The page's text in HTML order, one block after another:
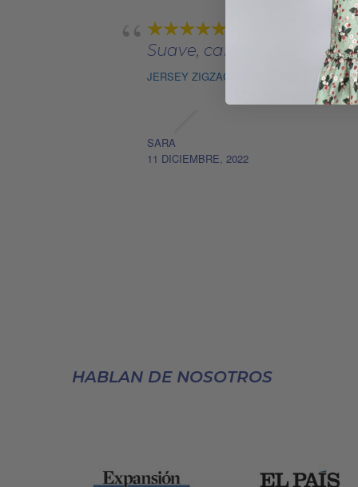
Suave, calentito y
JERSEY ZIGZAG TETAS
SARA
11 DICIEMBRE, 2022
HABLAN DE NOSOTROS